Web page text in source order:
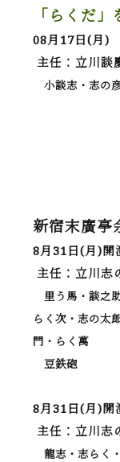
「らくだ」
08月17日(月)
主任：立川談
小談志・志の
新宿末廣亭
8月31日(月)開
主任：立川志
里う馬・談之
らく次・志の太
門・らく萬
豆鉄砲
8月31日(月)開
主任：立川志
龍志・志らく